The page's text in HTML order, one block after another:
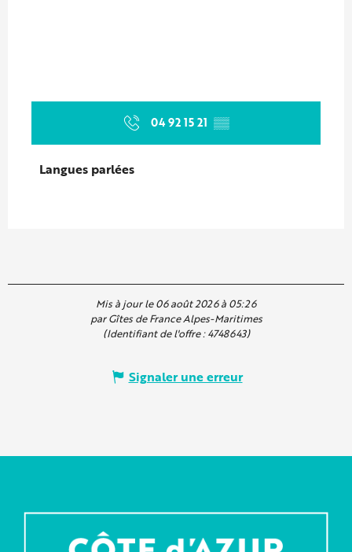
04 92 15 21 ▒▒
Langues parlées
Langues parlées
Mis à jour le 06 août 2026 à 05:26
par Gîtes de France Alpes-Maritimes
(Identifiant de l'offre :4748643)
Signaler une erreur